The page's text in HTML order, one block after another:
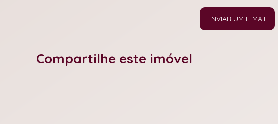
ENVIAR UM E-MAIL
Compartilhe este imóvel